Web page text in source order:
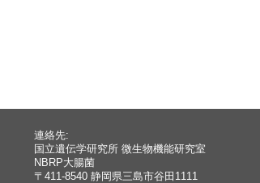
連絡先:
国立遺伝学研究所 微生物機能研究室
NBRP大腸菌
〒411-8540 静岡県三島市谷田1111